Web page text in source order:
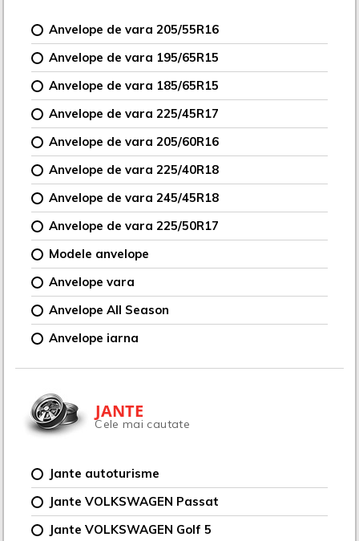
Anvelope de vara 205/55R16
Anvelope de vara 195/65R15
Anvelope de vara 185/65R15
Anvelope de vara 225/45R17
Anvelope de vara 205/60R16
Anvelope de vara 225/40R18
Anvelope de vara 245/45R18
Anvelope de vara 225/50R17
Modele anvelope
Anvelope vara
Anvelope All Season
Anvelope iarna
JANTE
Cele mai cautate
Jante autoturisme
Jante VOLKSWAGEN Passat
Jante VOLKSWAGEN Golf 5